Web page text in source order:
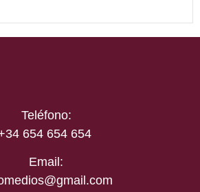
Teléfono:
654 654 654
Email: